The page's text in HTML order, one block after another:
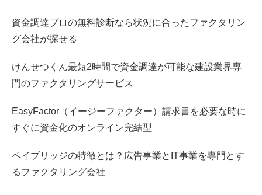
資金調達プロの無料診断なら状況に合ったファクタリン
グ会社が探せる
けんせつくん最短2時間で資金調達が可能な建設業界専
門のファクタリングサービス
EasyFactor（イージーファクター）請求書を必要な時に
すぐに資金化のオンライン完結型
ペイブリッジの特徴とは？広告事業とIT事業を専門とす
るファクタリング会社